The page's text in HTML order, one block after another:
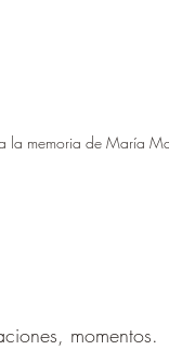
la memoria de María
momentos.